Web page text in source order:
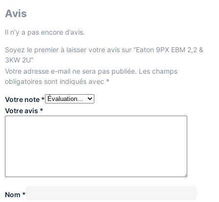
Avis
Il n’y a pas encore d’avis.
Soyez le premier à laisser votre avis sur “Eaton 9PX EBM 2,2 &
3KW 2U”
Votre adresse e-mail ne sera pas publiée. Les champs
obligatoires sont indiqués avec *
Votre note *
Votre avis *
Nom *